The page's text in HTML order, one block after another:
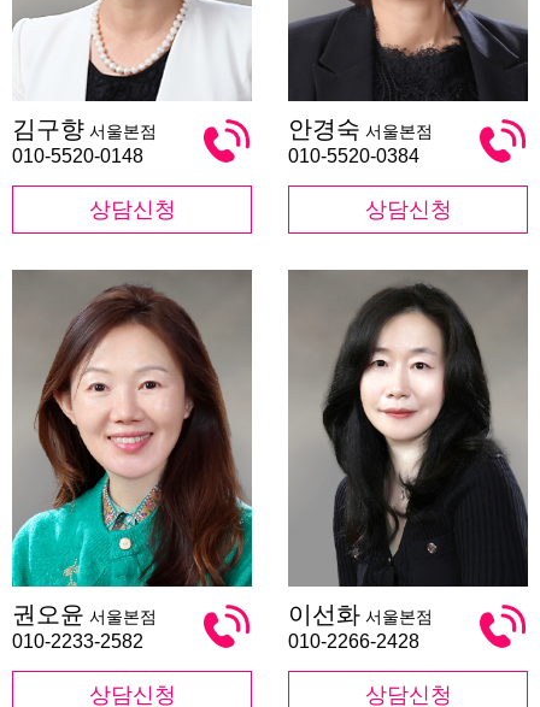
구
향
김구향 서울본점
010-5520-0148
상담신청
경
숙
안경숙 서울본점
010-5520-0384
상담신청
오
윤
권오윤 서울본점
010-2233-2582
상담신청
선
화
이선화 서울본점
010-2266-2428
상담신청